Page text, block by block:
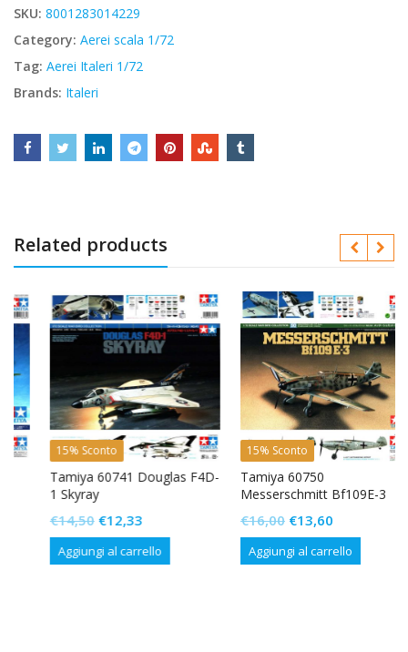
€30,70.€26,10.
SKU: 8001283014229
Category: Aerei scala 1/72
Tag: Aerei Italeri 1/72
Brands: Italeri
Related products
15% Sconto
Tamiya 60741 Douglas F4D-
1 Skyray
14,50Il
prezzo
originale
€12,33Il
prezzo
attuale
Aggiungi al carrello
15% Sconto
Tamiya 60750
Messerschmitt Bf109E-3
16,00Il
prezzo
originale
€13,60Il
prezzo
attuale
Aggiungi al carrello